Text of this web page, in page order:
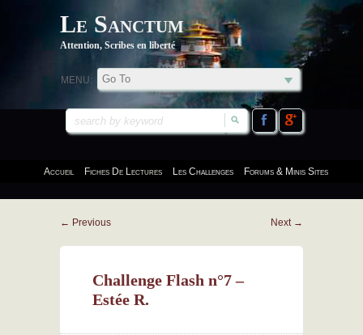
Le Sanctum
Attention, Scribes en liberté
MENU:
Accueil Fiches De Lectures Les Challenges Forums & Minis Sites
← Previous Next →
Challenge Flash n°7 –
Estée R.